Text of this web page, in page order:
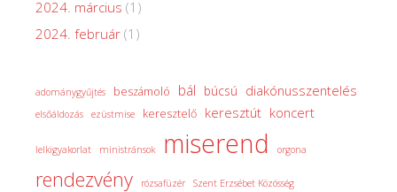
2024. március (1)
2024. február (1)
adománygyűjtés beszámoló bál búcsú diakónusszentelés
elsőáldozás ezüstmise keresztelő keresztút koncert
lelkigyakorlat ministránsok miserend orgona
rendezvény rózsafüzér Szent Erzsébet Közösség